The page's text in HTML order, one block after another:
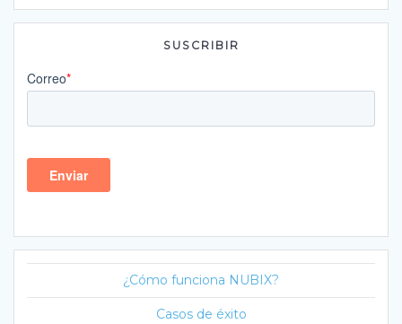
SUSCRIBIR
¿Cómo funciona NUBIX?
Casos de éxito